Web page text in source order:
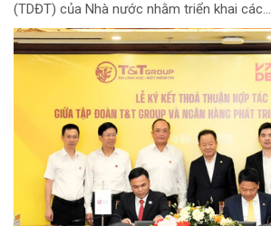
(TDĐT) của Nhà nước nhằm triển khai các...